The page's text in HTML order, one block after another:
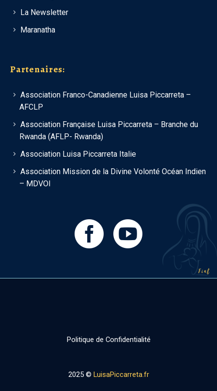
La Newsletter
Maranatha
Partenaires:
Association Franco-Canadienne Luisa Piccarreta –
AFCLP
Association Française Luisa Piccarreta – Branche du
Rwanda (AFLP- Rwanda)
Association Luisa Piccarreta Italie
Association Mission de la Divine Volonté Océan Indien
– MDVOI
Politique de Confidentialité
2025 © LuisaPiccarreta.fr